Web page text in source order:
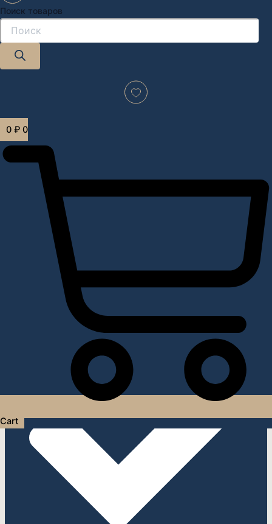
Поиск товаров
0 ₽ 0
Cart
Дизайн-проект "под ключ" в Москве
Услуги дизайнера интерьера